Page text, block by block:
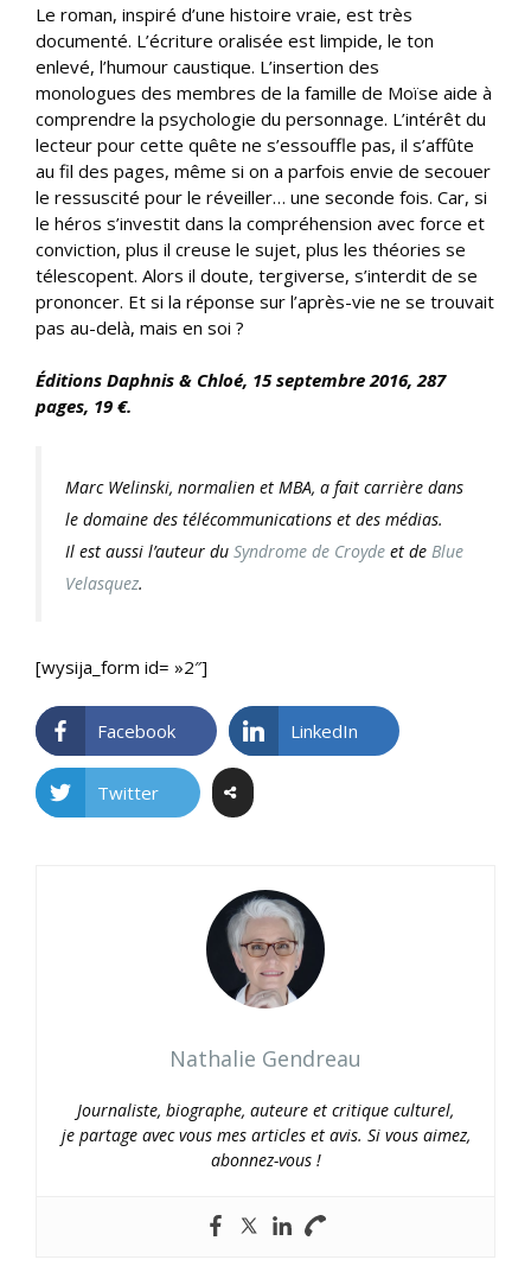
Le roman, inspiré d’une histoire vraie, est très
documenté. L’écriture oralisée est limpide, le ton
enlevé, l’humour caustique. L’insertion des
monologues des membres de la famille de Moïse aide à
comprendre la psychologie du personnage. L’intérêt du
lecteur pour cette quête ne s’essouffle pas, il s’affûte
au fil des pages, même si on a parfois envie de secouer
le ressuscité pour le réveiller… une seconde fois. Car, si
le héros s’investit dans la compréhension avec force et
conviction, plus il creuse le sujet, plus les théories se
télescopent. Alors il doute, tergiverse, s’interdit de se
prononcer. Et si la réponse sur l’après-vie ne se trouvait
pas au-delà, mais en soi ?
Éditions Daphnis & Chloé, 15 septembre 2016, 287
pages, 19 €.
Marc Welinski, normalien et MBA, a fait carrière dans
le domaine des télécommunications et des médias.
Il est aussi l’auteur du Syndrome de Croyde et de Blue
Velasquez.
[wysija_form id= »2″]
Facebook LinkedIn
Twitter
Nathalie Gendreau
Journaliste, biographe, auteure et critique culturel,
je partage avec vous mes articles et avis. Si vous aimez,
abonnez-vous !